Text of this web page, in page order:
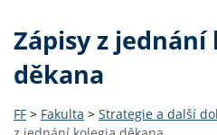
Zápisy z jednání
děkana
FF > Fakulta > Strategie a další